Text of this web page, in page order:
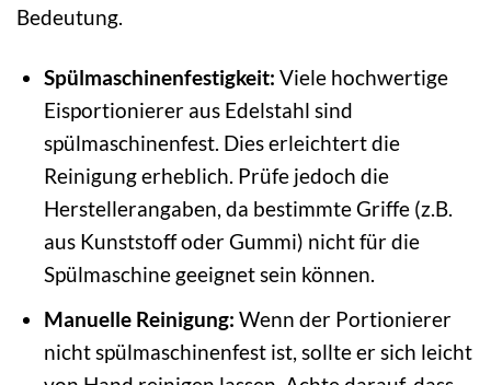
Bedeutung.
Spülmaschinenfestigkeit: Viele hochwertige
Eisportionierer aus Edelstahl sind
spülmaschinenfest. Dies erleichtert die
Reinigung erheblich. Prüfe jedoch die
Herstellerangaben, da bestimmte Griffe (z.B.
aus Kunststoff oder Gummi) nicht für die
Spülmaschine geeignet sein können.
Manuelle Reinigung: Wenn der Portionierer
nicht spülmaschinenfest ist, sollte er sich leicht